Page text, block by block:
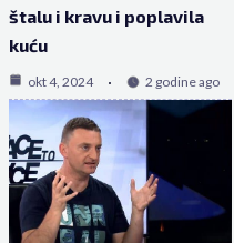
štalu i kravu i poplavila
kuću
okt 4, 2024 2 godine ago